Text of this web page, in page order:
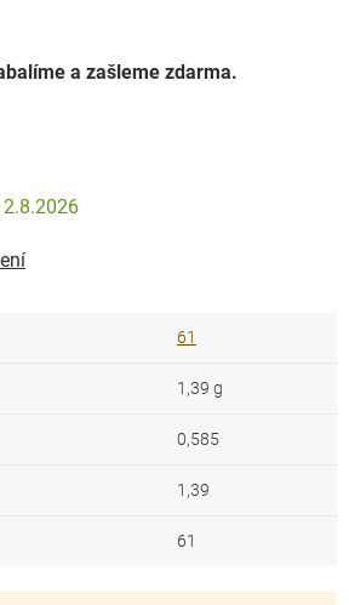
a zašleme zdarma.
61
1,39 g
0,585
1,39
61